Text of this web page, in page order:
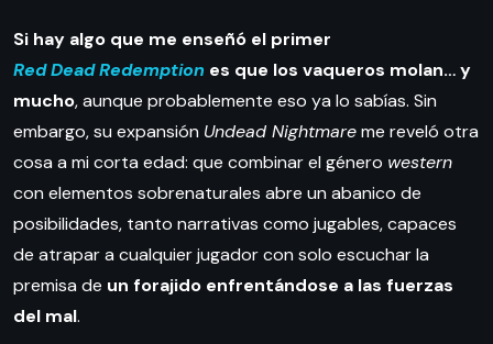
Si hay algo que me enseñó el primer
Red Dead Redemption es que los vaqueros molan… y
mucho, aunque probablemente eso ya lo sabías. Sin
embargo, su expansión Undead Nightmareme reveló otra
cosa a mi corta edad: que combinar el género western
con elementos sobrenaturales abre un abanico de
posibilidades, tanto narrativas como jugables, capaces
de atrapar a cualquier jugador con solo escuchar la
premisa de un forajido enfrentándose a las fuerzas
del mal.